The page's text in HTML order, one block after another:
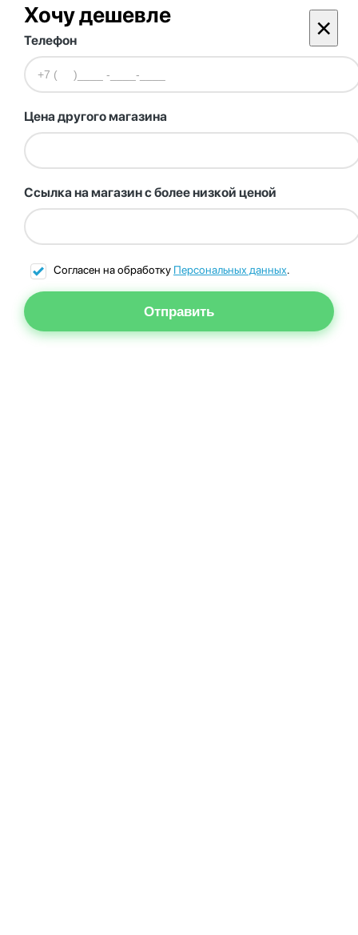
Хочу дешевле ×
Телефон
Цена другого магазина
Ссылка на магазин с более низкой ценой
Согласен на обработку Персональных данных.
Отправить